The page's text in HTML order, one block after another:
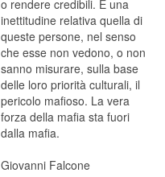
o rendere credibili. È una
inettitudine relativa quella di
queste persone, nel senso
che esse non vedono, o non
sanno misurare, sulla base
delle loro priorità culturali, il
pericolo mafioso. La vera
forza della mafia sta fuori
dalla mafia.
Giovanni Falcone